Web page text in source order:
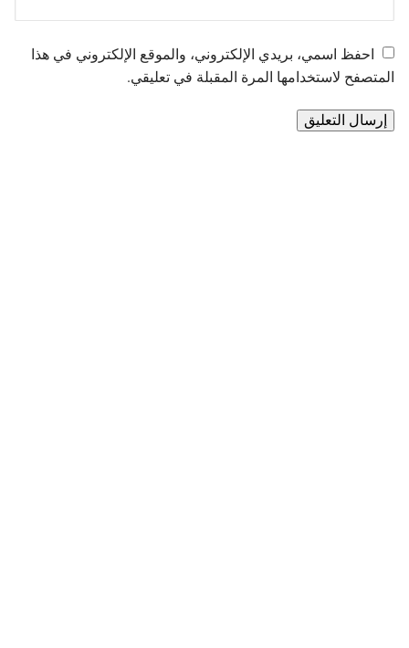
احفظ اسمي، بريدي الإلكتروني، والموقع الإلكتروني في هذا
المتصفح لاستخدامها المرة المقبلة في تعليقي.